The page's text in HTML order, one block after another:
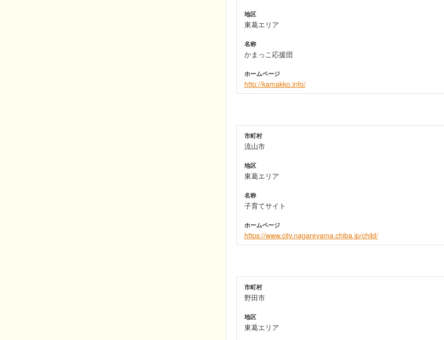
地区
東葛エリア
名称
かまっこ応援団
ホームページ
http://kamakko.info/
市町村
流山市
地区
東葛エリア
名称
子育てサイト
ホームページ
https://www.city.nagareyama.chiba.jp/child/
市町村
野田市
地区
東葛エリア